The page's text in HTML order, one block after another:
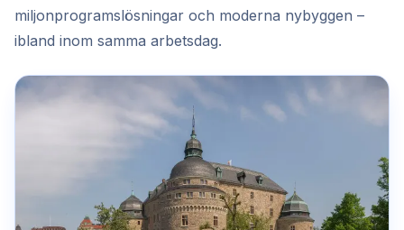
miljonprogramslösningar och moderna nybyggen –
ibland inom samma arbetsdag.